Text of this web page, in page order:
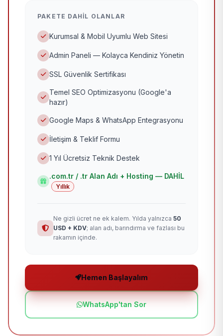
PAKETE DAHIL OLANLAR
Kurumsal & Mobil Uyumlu Web Sitesi
Admin Paneli — Kolayca Kendiniz Yönetin
SSL Güvenlik Sertifikası
Temel SEO Optimizasyonu (Google'a
hazır)
Google Maps & WhatsApp Entegrasyonu
İletişim & Teklif Formu
1 Yıl Ücretsiz Teknik Destek
.com.tr / .tr Alan Adı + Hosting — DAHİL
Yıllık
Ne gizli ücret ne ek kalem. Yılda yalnızca 50
USD + KDV; alan adı, barındırma ve fazlası bu
rakamın içinde.
Hemen Başlayalım
WhatsApp'tan Sor